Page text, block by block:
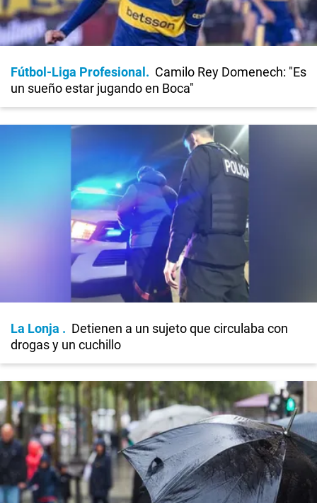
Fútbol-Liga Profesional
Camilo Rey Domenech: "Es
un sueño estar jugando en Boca"
La Lonja
Detienen a un sujeto que circulaba con
drogas y un cuchillo